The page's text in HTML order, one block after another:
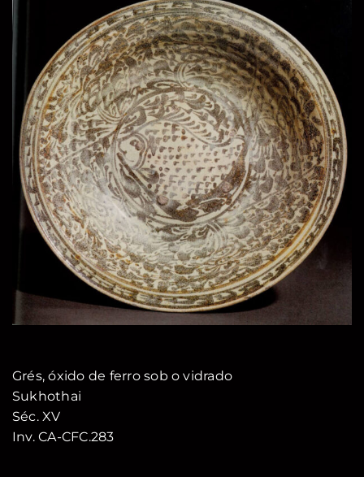
Grés, óxido de ferro sob o vidrado
Sukhothai
Séc. XV
Inv. CA-CFC.283